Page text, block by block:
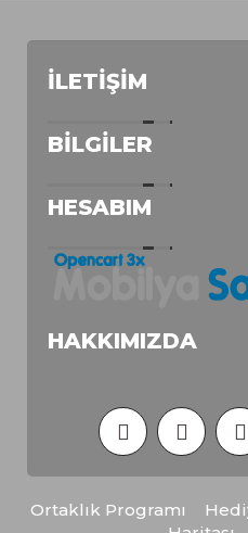
İLETIŞIM
BILGILER
HESABIM
HAKKIMIZDA
Ortaklık Programı